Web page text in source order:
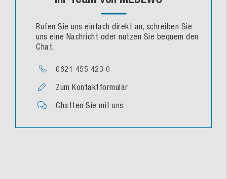
Rufen Sie uns einfach direkt an, schreiben Sie
uns eine Nachricht oder nutzen Sie bequem den
Chat.
0821 455 423 0
Zum Kontaktformular
Chatten Sie mit uns